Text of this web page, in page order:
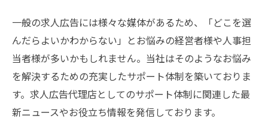
一般の求人広告には様々な媒体があるため、「どこを選
んだらよいかわからない」とお悩みの経営者様や人事担
当者様が多いかもしれません。当社はそのようなお悩み
を解決するための充実したサポート体制を築いておりま
す。求人広告代理店としてのサポート体制に関連した最
新ニュースやお役立ち情報を発信しております。